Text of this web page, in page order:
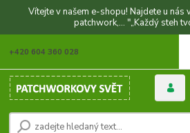
Vítejte v našem e-shopu! Najdete u nás
patchwork,... "„Každý steh
+420 604 360 028